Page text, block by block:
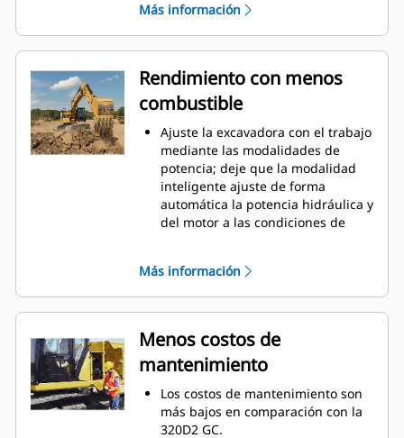
aplicaciones en una sola pantalla.
Al navegar por el menú, se
recordará la posición de
desplazamiento.
Mientras se muestra el menú y se
mueve la palanca, se mostrará la
vista de la cámara.
Utilice el código QR que aparece
en el monitor para obtener más
información sobre las
características de la máquina y de
la tecnología a través de un
conjunto de videos instructivos.
Más información
Rendimiento con menos
combustible
Ajuste la excavadora con el trabajo
mediante las modalidades de
potencia; deje que la modalidad
inteligente ajuste de forma
automática la potencia hidráulica y
del motor a las condiciones de
ofrece un equilibrio perfecto entre
potencia y eficiencia, junto con el
control que necesita para aquellos
trabajos que requieren una
excavación precisa.
La prioridad de la válvula pone la
presión hidráulica y el flujo donde
ordene para lograr tiempos de
ciclo rápidos de carga ligera a
Más información
Menos costos de
mantenimiento
Los costos de mantenimiento son
más bajos en comparación con la
320D2 GC.